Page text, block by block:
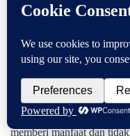
berfirman dalam surat
فَإِنْ فَعَلْتَ فَإِنَّكَ إِذًا مِنَ
Artinya: “Dan jangan
memberi manfaat dan